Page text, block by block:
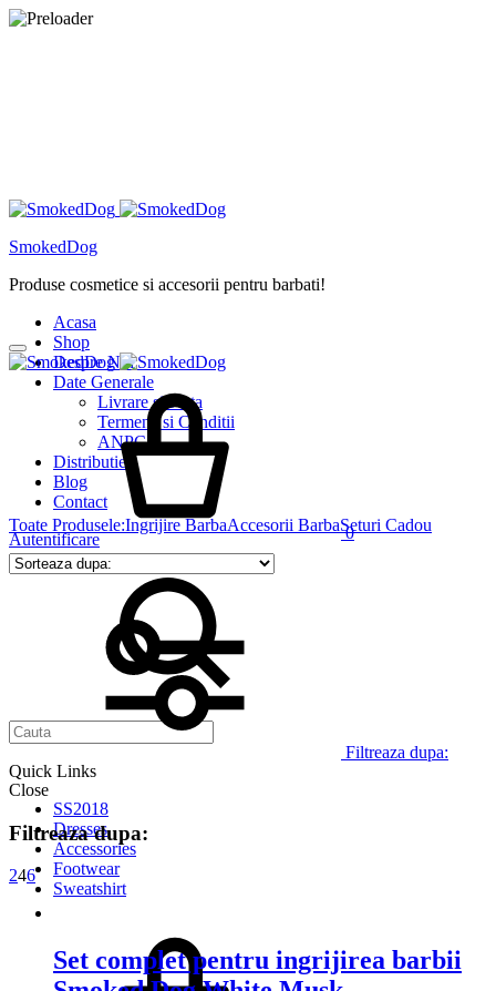
SmokedDog
Produse cosmetice si accesorii pentru barbati!
Acasa
Shop
Despre Noi
Date Generale
Livrare si Plata
Termene si Conditii
ANPC
Distributie
Blog
Contact
Autentificare
Quick Links
SS2018
Dresses
Accessories
Footwear
Sweatshirt
0
Toate Produsele:Ingrijire BarbaAccesorii BarbaSeturi Cadou
Filtreaza dupa:
Close
Filtreaza dupa:
246
Set complet pentru ingrijirea barbii